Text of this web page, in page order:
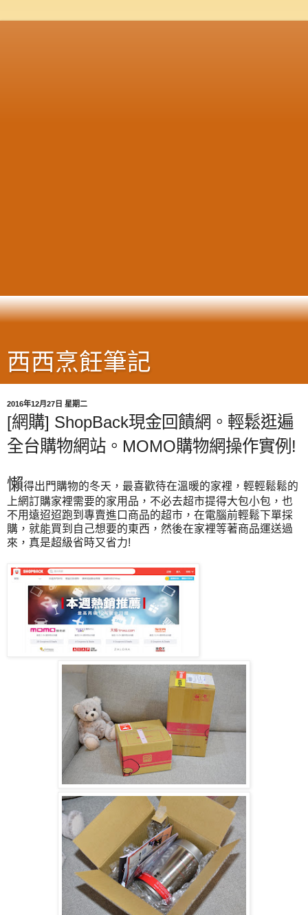
西西烹飪筆記
2016年12月27日 星期二
[網購] ShopBack現金回饋網。輕鬆逛遍
全台購物網站。MOMO購物網操作實例!
懶得出門購物的冬天，最喜歡待在溫暖的家裡，輕輕鬆鬆的
上網訂購家裡需要的家用品，不必去超市提得大包小包，也
不用遠迢迢跑到專賣進口商品的超市，在電腦前輕鬆下單採
購，就能買到自己想要的東西，然後在家裡等著商品運送過
來，真是超級省時又省力!